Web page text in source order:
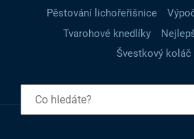
Pěstování lichořeřišnice
Tvarohové knedlíky
Švestkový koláč